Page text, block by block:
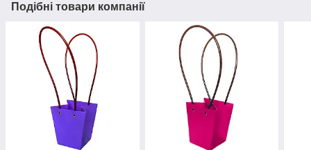
Подібні товари компанії